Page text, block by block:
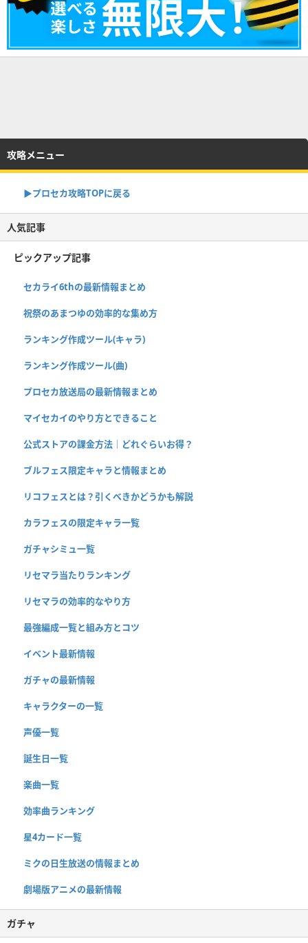
攻略メニュー
▶︎プロセカ攻略TOPに戻る
人気記事
ピックアップ記事
セカライ6thの最新情報まとめ
祝祭のあまつゆの効率的な集め方
ランキング作成ツール(キャラ)
ランキング作成ツール(曲)
プロセカ放送局の最新情報まとめ
マイセカイのやり方とできること
公式ストアの課金方法｜どれぐらいお得？
ブルフェス限定キャラと情報まとめ
リコフェスとは？引くべきかどうかも解説
カラフェスの限定キャラ一覧
ガチャシミュ一覧
リセマラ当たりランキング
リセマラの効率的なやり方
最強編成一覧と組み方とコツ
イベント最新情報
ガチャの最新情報
キャラクターの一覧
声優一覧
誕生日一覧
楽曲一覧
効率曲ランキング
星4カード一覧
ミクの日生放送の情報まとめ
劇場版アニメの最新情報
ガチャ